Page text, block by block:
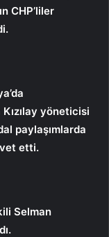
CHP’liler
yöneticisi
paylaşımlarda
etti.
Selman